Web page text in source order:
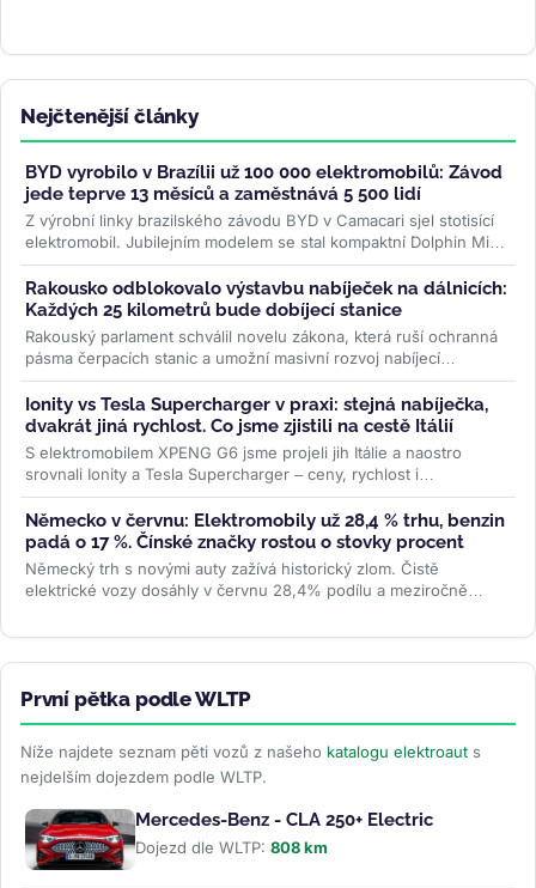
Nejčtenější články
BYD vyrobilo v Brazílii už 100 000 elektromobilů: Závod
jede teprve 13 měsíců a zaměstnává 5 500 lidí
Z výrobní linky brazilského závodu BYD v Camacari sjel stotisící
elektromobil. Jubilejním modelem se stal kompaktní Dolphin Mini
a...>>
Rakousko odblokovalo výstavbu nabíječek na dálnicích:
Každých 25 kilometrů bude dobíjecí stanice
Rakouský parlament schválil novelu zákona, která ruší ochranná
pásma čerpacích stanic a umožní masivní rozvoj nabíjecí
infrastruktury....>>
Ionity vs Tesla Supercharger v praxi: stejná nabíječka,
dvakrát jiná rychlost. Co jsme zjistili na cestě Itálií
S elektromobilem XPENG G6 jsme projeli jih Itálie a naostro
srovnali Ionity a Tesla Supercharger – ceny, rychlost i
spolehlivost. Na stejné...>>
Německo v červnu: Elektromobily už 28,4 % trhu, benzin
padá o 17 %. Čínské značky rostou o stovky procent
Německý trh s novými auty zažívá historický zlom. Čistě
elektrické vozy dosáhly v červnu 28,4% podílu a meziročně
První pětka podle WLTP
Níže najdete seznam pěti vozů z našeho katalogu elektroaut s
nejdelším dojezdem podle WLTP.
Mercedes-Benz - CLA 250+ Electric
Dojezd dle WLTP: 808 km